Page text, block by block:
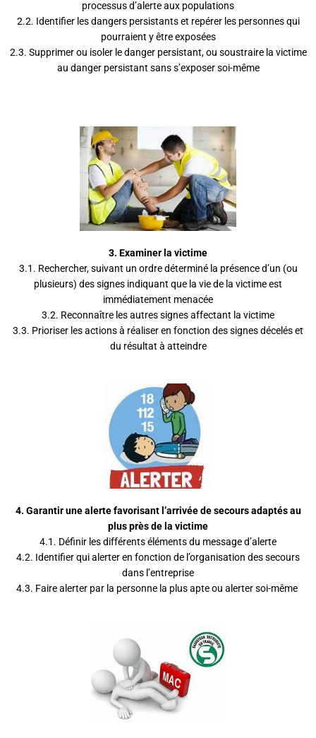
processus d’alerte aux populations
2.2. Identifier les dangers persistants et repérer les personnes qui
pourraient y être exposées
2.3. Supprimer ou isoler le danger persistant, ou soustraire la victime
au danger persistant sans s’exposer soi-même
3. Examiner la victime
3.1. Rechercher, suivant un ordre déterminé la présence d’un (ou
plusieurs) des signes indiquant que la vie de la victime est
immédiatement menacée
3.2. Reconnaître les autres signes affectant la victime
3.3. Prioriser les actions à réaliser en fonction des signes décelés et
du résultat à atteindre
4. Garantir une alerte favorisant l’arrivée de secours adaptés au
plus près de la victime
4.1. Définir les différents éléments du message d’alerte
4.2. Identifier qui alerter en fonction de l’organisation des secours
dans l’entreprise
4.3. Faire alerter par la personne la plus apte ou alerter soi-même